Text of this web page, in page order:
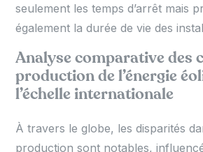
seulement les temps d’arrêt mais
également la durée de vie des
Analyse comparative des
production de l’énergie
l’échelle internationale
À travers le globe, les disparités
production sont notables,